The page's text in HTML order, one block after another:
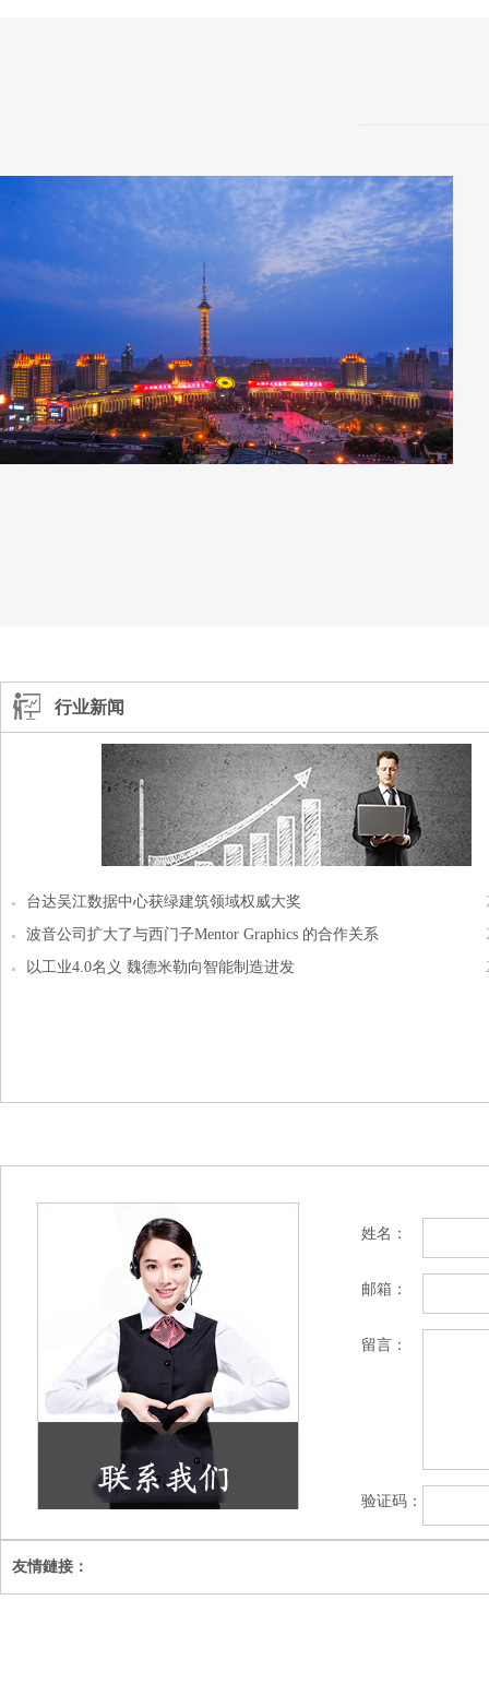
行业新闻
台达吴江数据中心获绿建筑领域权威大奖
波音公司扩大了与西门子Mentor Graphics 的合作关系
以工业4.0名义 魏德米勒向智能制造进发
姓名：
邮箱：
留言：
验证码：
友情鏈接：